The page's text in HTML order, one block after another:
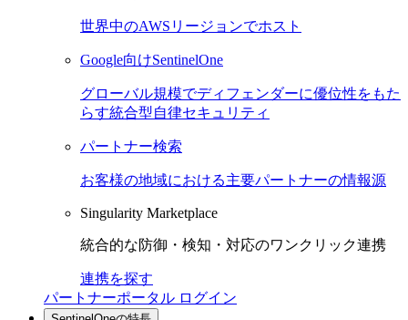
世界中のAWSリージョンでホスト
Google向けSentinelOne
グローバル規模でディフェンダーに優位性をもた
らす統合型自律セキュリティ
パートナー検索
お客様の地域における主要パートナーの情報源
Singularity Marketplace
統合的な防御・検知・対応のワンクリック連携
連携を探す
パートナーポータル ログイン